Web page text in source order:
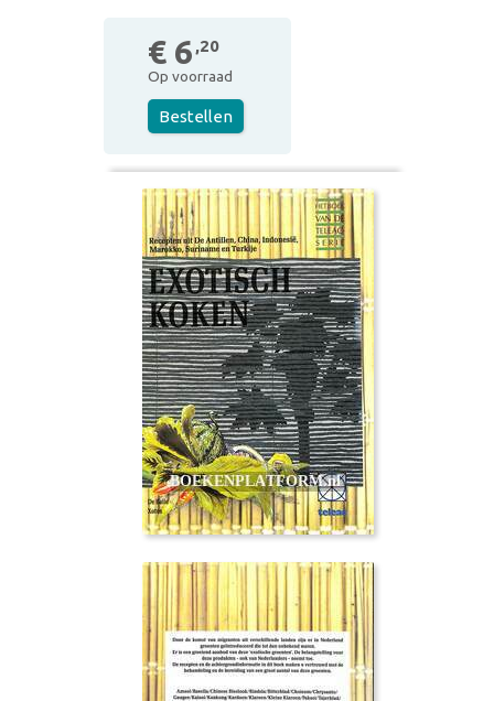
€ 6 ,20
Op voorraad
Bestellen